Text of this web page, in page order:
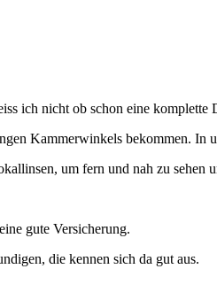
ich nicht ob schon eine komplette
Kammerwinkels bekommen. In
um fern und nah zu
gute Versicherung.
die kennen sich da gut aus.